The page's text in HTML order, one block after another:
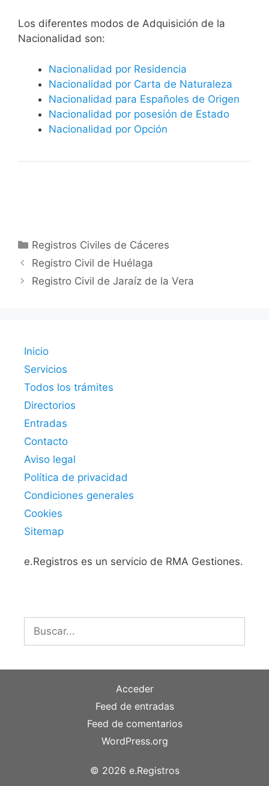
​​​Los diferentes modos de Adquisición de la
Nacionalidad son:
Nacionalidad por Residencia
Nacionalidad por Carta de Naturaleza
Nacionalidad para Españoles de Origen
Nacionalidad por posesión de Estado
Nacionalidad por Opción
Categorías
Registros Civiles de Cáceres
Registro Civil de Huélaga
Registro Civil de Jaraíz de la Vera
Inicio
Servicios
Todos los trámites
Directorios
Entradas
Contacto
Aviso legal
Política de privacidad
Condiciones generales
Cookies
Sitemap
e.Registros es un servicio de RMA Gestiones.
Buscar:
Acceder
Feed de entradas
Feed de comentarios
WordPress.org
© 2026 e.Registros